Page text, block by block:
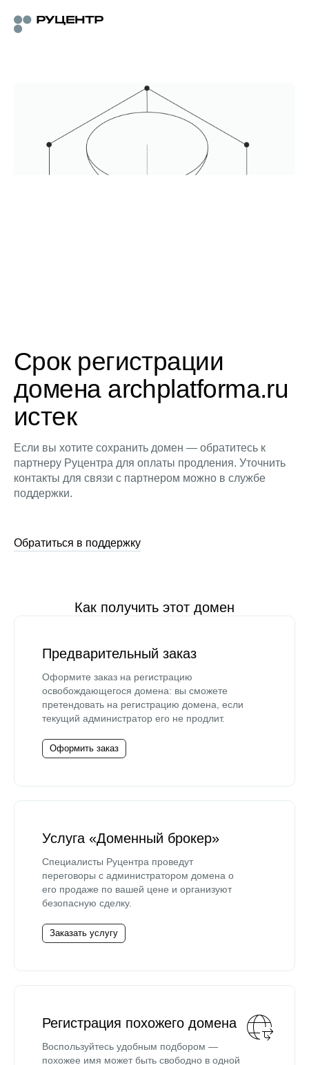
Срок регистрации
домена archplatforma.ru
истек
Если вы хотите сохранить домен — обратитесь к
партнеру Руцентра для оплаты продления. Уточнить
контакты для связи с партнером можно в службе
поддержки.
Обратиться в поддержку
Как получить этот домен
Предварительный заказ
Оформите заказ на регистрацию
освобождающегося домена: вы сможете
претендовать на регистрацию домена, если
текущий администратор его не продлит.
Оформить заказ
Услуга «Доменный брокер»
Специалисты Руцентра проведут
переговоры с администратором домена о
его продаже по вашей цене и организуют
безопасную сделку.
Заказать услугу
Регистрация похожего домена
Воспользуйтесь удобным подбором —
похожее имя может быть свободно в одной